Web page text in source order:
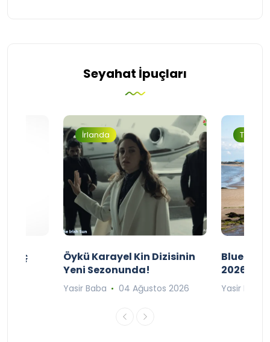
Seyahat İpuçları
Maç
İrlanda
Öykü Karayel Kin Dizisinin
Yeni Sezonunda!
Yasir Baba 04 Ağustos 2026
Turizm
Blue
2026
Yasir Baba